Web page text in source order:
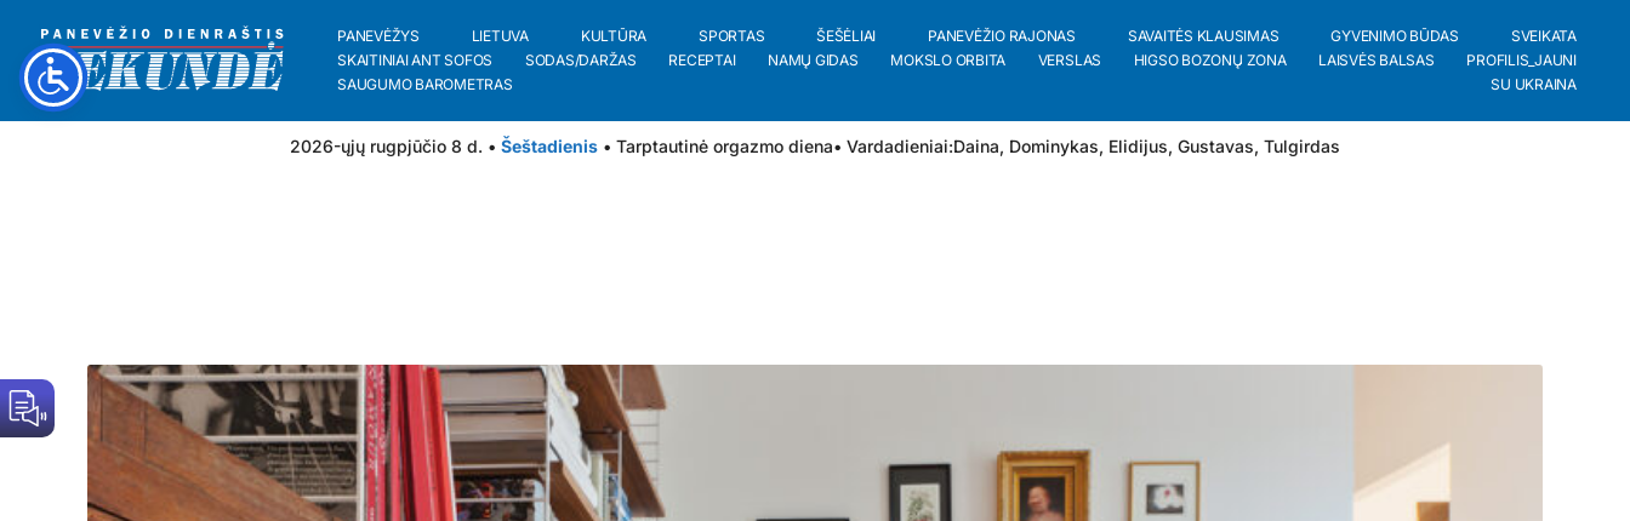
PANEVĖŽYS LIETUVA KULTŪRA SPORTAS ŠEŠĖLIAI PANEVĖŽIO RAJONAS SAVAITĖS KLAUSIMAS GYVENIMO BŪDAS
SVEIKATA
SKAITINIAI ANT SOFOS
SODAS/DARŽAS RECEPTAI NAMŲ GIDAS MOKSLO ORBITA VERSLAS HIGSO BOZONŲ ZONA LAISVĖS BALSAS
PROFILIS_JAUNI
SAUGUMO BAROMETRAS
SU UKRAINA
2026-ųjų rugpjūčio 8 d. • Šeštadienis • Tarptautinė orgazmo diena• Vardadieniai:Daina, Dominykas, Elidijus, Gustavas, Tulgirdas